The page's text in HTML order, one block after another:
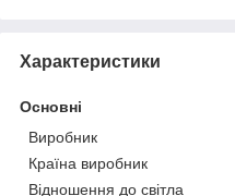
Характеристики
Основні
Виробник
Країна виробник
Відношення до світла